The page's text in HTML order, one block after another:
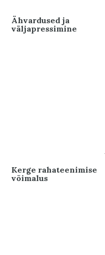
Ähvardused ja
väljapressimine
Kerge rahateenimise
võimalus